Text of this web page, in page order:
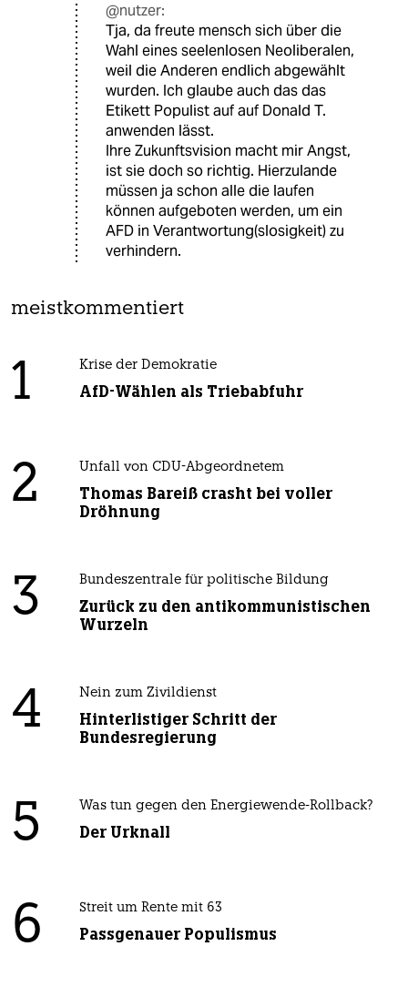
@nutzer:
Tja, da freute mensch sich über die
Wahl eines seelenlosen Neoliberalen,
weil die Anderen endlich abgewählt
wurden. Ich glaube auch das das
Etikett Populist auf auf Donald T.
anwenden lässt.
Ihre Zukunftsvision macht mir Angst,
ist sie doch so richtig. Hierzulande
müssen ja schon alle die laufen
können aufgeboten werden, um ein
AFD in Verantwortung(slosigkeit) zu
verhindern.
meistkommentiert
1 Krise der Demokratie
AfD-Wählen als Triebabfuhr
2 Unfall von CDU-Abgeordnetem
Thomas Bareiß crasht bei voller
Dröhnung
3 Bundeszentrale für politische Bildung
Zurück zu den antikommunistischen
Wurzeln
4 Nein zum Zivildienst
Hinterlistiger Schritt der
Bundesregierung
5 Was tun gegen den Energiewende-Rollback?
Der Urknall
6 Streit um Rente mit 63
Passgenauer Populismus